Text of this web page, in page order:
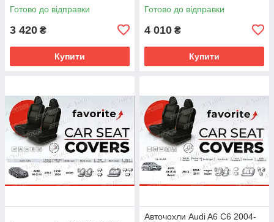
Готово до відправки
3 420 ₴
Купити
Готово до відправки
4 010 ₴
Купити
Авточохли Audi A6 C6 2004-